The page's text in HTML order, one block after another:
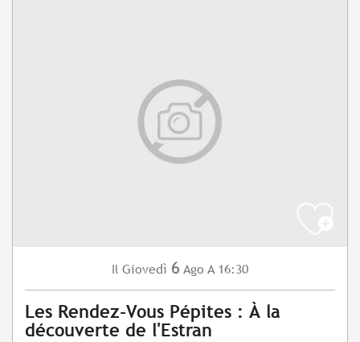
Il Giovedì 6 Ago A 16:30
Les Rendez-Vous Pépites : À la
découverte de l'Estran